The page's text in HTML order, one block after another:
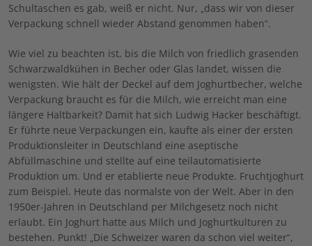
Schultaschen es gab, weiß er nicht. Nur, „dass wir von dieser
Verpackung schnell wieder Abstand genommen haben“.
Wie viel zu beachten ist, bis die Milch von friedlich grasenden
Schwarzwaldkühen in Becher oder Glas landet, wissen die
wenigsten. Wie hält der Deckel auf dem Joghurtbecher, welche
Verpackung braucht es für die Milch, wie erreicht man eine
längere Haltbarkeit? Damit hat sich Ludwig Hacker beschäftigt.
Er führte neue Verpackungen ein, kaufte als einer der ersten
Produktionsleiter in Deutschland eine aseptische
Abfüllmaschine und stellte auf eine teilautomatisierte
Produktion um. Und er etablierte neue Produkte. Fruchtjoghurt
zum Beispiel. Heute das normalste von der Welt. Aber in den
1950er-Jahren in Deutschland per Milchgesetz noch nicht
erlaubt. Ein Joghurt hatte aus Milch und Joghurtkulturen zu
bestehen. Punkt! „Die Schweizer waren da schon viel weiter“,